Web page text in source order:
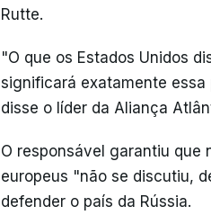
Rutte.
"O que os Estados Unidos
significará exatamente
disse o líder da Aliança
O responsável garantiu que
europeus "não se discutiu,
defender o país da Rússia.